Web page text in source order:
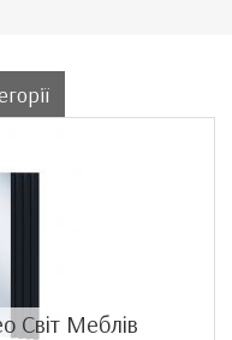
Світ Меблів